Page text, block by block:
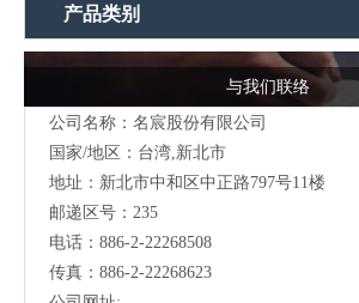
产品类别
与我们联络
公司名称：名宸股份有限公司
国家/地区：台湾,新北市
地址：新北市中和区中正路797号11楼
邮递区号：235
电话：886-2-22268508
传真：886-2-22268623